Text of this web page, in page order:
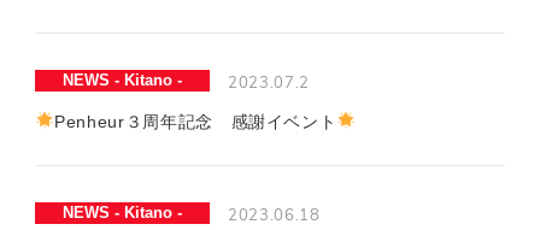
NEWS - Kitano - 2023.07.2
Penheur３周年記念 感謝イベント
NEWS - Kitano - 2023.06.18